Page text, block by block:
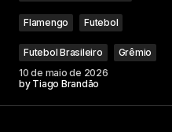
Flamengo Futebol
Futebol Brasileiro
Grêmio
10 de maio de 2026
by Tiago Brandão